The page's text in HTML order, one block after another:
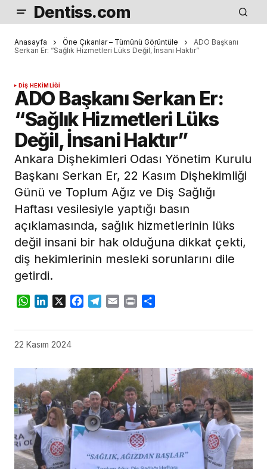
Dentiss.com
Anasayfa Öne Çıkanlar – Tümünü Görüntüle
ADO Başkanı
Serkan Er: “Sağlık Hizmetleri Lüks Değil, İnsani Haktır”
DIŞ HEKIMLIĞI
ADO Başkanı Serkan Er:
“Sağlık Hizmetleri Lüks
Değil, İnsani Haktır”
Ankara Dişhekimleri Odası Yönetim Kurulu
Başkanı Serkan Er, 22 Kasım Dişhekimliği
Günü ve Toplum Ağız ve Diş Sağlığı
Haftası vesilesiyle yaptığı basın
açıklamasında, sağlık hizmetlerinin lüks
değil insani bir hak olduğuna dikkat çekti,
diş hekimlerinin mesleki sorunlarını dile
getirdi.
WhatsApp
LinkedIn
X Facebook
Telegram
Email Print
22 Kasım 2024